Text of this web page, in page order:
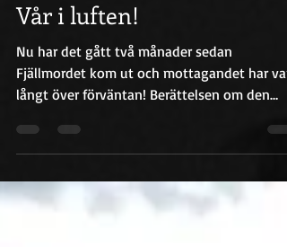
22 apr. 2021
1 min läsning
Vår i luften!
Nu har det gått två månader sedan
Fjällmordet kom ut och mottagandet har
långt över förväntan! Berättelsen om den